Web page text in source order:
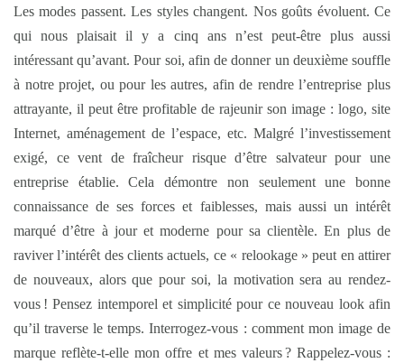
Les modes passent. Les styles changent. Nos goûts évoluent. Ce
qui nous plaisait il y a cinq ans n’est peut-être plus aussi
intéressant qu’avant. Pour soi, afin de donner un deuxième souffle
à notre projet, ou pour les autres, afin de rendre l’entreprise plus
attrayante, il peut être profitable de rajeunir son image : logo, site
Internet, aménagement de l’espace, etc. Malgré l’investissement
exigé, ce vent de fraîcheur risque d’être salvateur pour une
entreprise établie. Cela démontre non seulement une bonne
connaissance de ses forces et faiblesses, mais aussi un intérêt
marqué d’être à jour et moderne pour sa clientèle. En plus de
raviver l’intérêt des clients actuels, ce « relookage » peut en attirer
de nouveaux, alors que pour soi, la motivation sera au rendez-
vous ! Pensez intemporel et simplicité pour ce nouveau look afin
qu’il traverse le temps. Interrogez-vous : comment mon image de
marque reflète-t-elle mon offre et mes valeurs ? Rappelez-vous :